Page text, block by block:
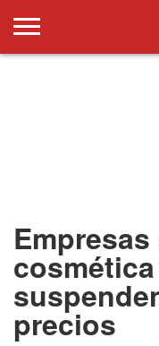
precios